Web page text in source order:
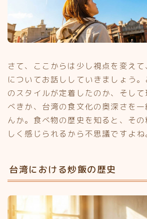
さて、ここからは少し視点を変え
についてお話ししていきましょう
のスタイルが定着したのか、そし
べきか、台湾の食文化の奥深さを
んか。食べ物の歴史を知ると、そ
しく感じられるから不思議ですよね
台湾における炒飯の歴史